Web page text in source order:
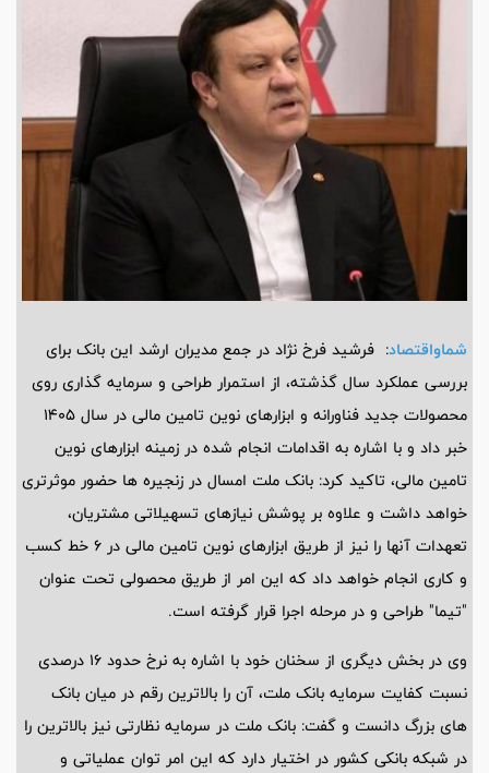
شماواقتصاد: فرشید فرخ نژاد در جمع مدیران ارشد این بانک برای
بررسی عملکرد سال گذشته، از استمرار طراحی و سرمایه گذاری روی
محصولات جدید فناورانه و ابزارهای نوین تامین مالی در سال 1405
خبر داد و با اشاره به اقدامات انجام شده در زمینه ابزارهای نوین
تامین مالی، تاکید کرد: بانک ملت امسال در زنجیره ها حضور موثرتری
خواهد داشت و علاوه بر پوشش نیازهای تسهیلاتی مشتریان،
تعهدات آنها را نیز از طریق ابزارهای نوین تامین مالی در 6 خط کسب
و کاری انجام خواهد داد که این امر از طریق محصولی تحت عنوان
"تیما" طراحی و در مرحله اجرا قرار گرفته است.
وی در بخش دیگری از سخنان خود با اشاره به نرخ حدود 16 درصدی
نسبت کفایت سرمایه بانک ملت، آن را بالاترین رقم در میان بانک
های بزرگ دانست و گفت: بانک ملت در سرمایه نظارتی نیز بالاترین را
در شبکه بانکی کشور در اختیار دارد که این امر توان عملیاتی و